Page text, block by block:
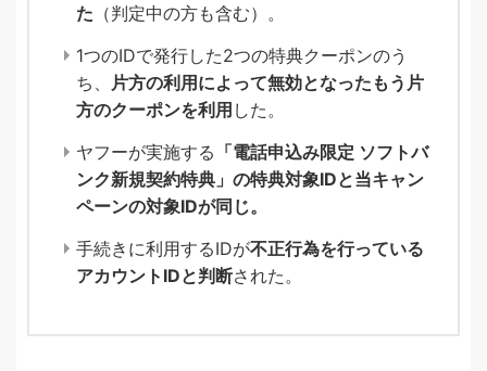
た （判定中の方も含む）。
1つのIDで発行した2つの特典クーポンのう
ち、
片方の利用によって無効となったもう片
方のクーポンを利用 した。
ヤフーが実施する 「電話申込み限定 ソフトバ
ンク新規契約特典」の特典対象IDと当キャン
ペーンの対象IDが同じ。
手続きに利用するIDが不正行為を行っている
アカウントIDと判断された。